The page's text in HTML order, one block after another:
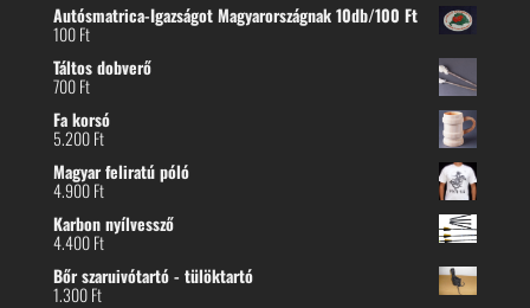
Autósmatrica-Igazságot Magyarországnak 10db/100 Ft
100Ft
Táltos dobverő
700Ft
Fa korsó
5.200Ft
Magyar feliratú póló
4.900Ft
Karbon nyílvessző
4.400Ft
Bőr szaruivótartó - tülöktartó
1.300Ft